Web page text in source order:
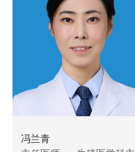
冯兰青